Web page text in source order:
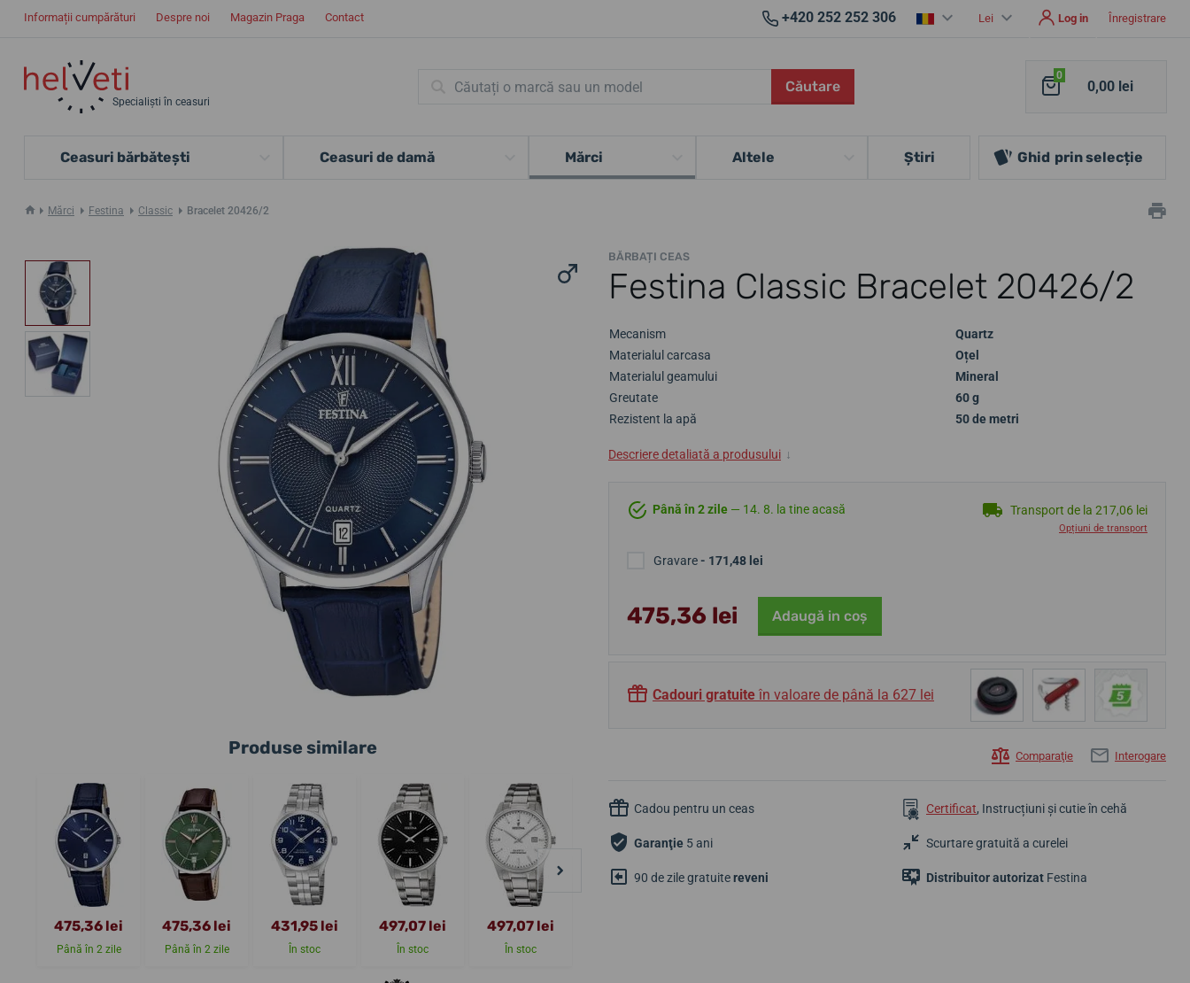
Informații cumpărături Despre noi Magazin Praga Contact +420 252 252 306 Lei Log in Înregistrare
Specialiști în ceasuri
Căutare
0
0,00 lei
Ceasuri bărbătești Ceasuri de damă Mărci Altele Ştiri Ghid prin selecție
Mărci Festina Classic Bracelet 20426/2
BĂRBAȚI CEAS
Festina Classic Bracelet 20426/2
Mecanism
Quartz
Materialul carcasa
Oțel
Materialul geamului
Mineral
Greutate
60 g
Rezistent la apă
50 de metri
Descriere detaliată a produsului ↓
Până în 2 zile — 14. 8. la tine acasă Transport de la 217,06 lei
Opțiuni de transport
Gravare- 171,48 lei
475,36 lei Adaugă in coş
Cadouri gratuite în valoare de până la 627 lei
Comparaţie Interogare
Cadou pentru un ceas Certificat, Instrucțiuni și cutie în cehă
Garanţie 5 ani Scurtare gratuită a curelei
90 de zile gratuitereveni Distribuitor autorizat Festina
Produse similare
475,36 lei
Până în 2 zile
475,36 lei
Până în 2 zile
431,95 lei
În stoc
497,07 lei
În stoc
497,07 lei
În stoc